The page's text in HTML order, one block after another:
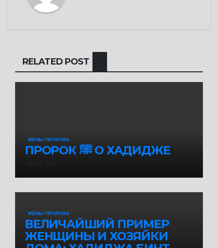
RELATED POST
ЖЕНЫ ПРОРОКА
ПРОРОК ﷺ О ХАДИДЖЕ
ЖЕНЫ ПРОРОКА
ВЕЛИЧАЙШИЙ ПРИМЕР
ЖЕНЩИНЫ И ХОЗЯЙКИ